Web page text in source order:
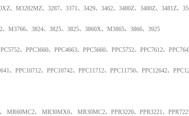
、 M3282MZ、 3287、 3371、 3429、 3462、 3480Z、 3480Z、 3481Z、
、 M3766、 3824、 3825、 3825、 3860X、 M3865、 3866、 3925
、 PPC3660、 PPC4663、 PPC5660、 PPC5752、 PPC7612、
、 PPC10712、 PPC10742、 PPC11712、 PPC11750、 PPC12642、
、 MR60MC2、 MR30MX0、 MR30MC2、 PPR3220、 PPR3221、